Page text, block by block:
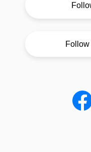
Follow